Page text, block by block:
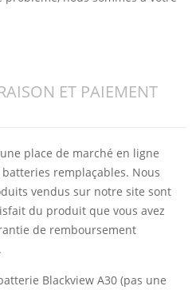
ET PAIEMENT
place de marché en ligne
remplaçables. Nous
vendus sur notre site sont
du produit que vous avez
de remboursement
Blackview A30 (pas une